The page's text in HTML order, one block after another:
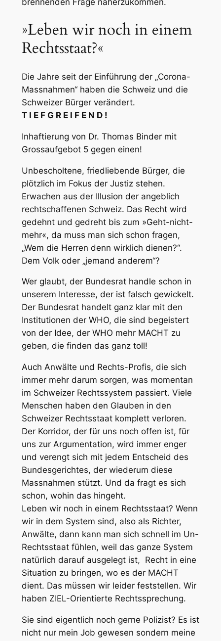
»Leben wir noch in einem
Rechtsstaat?«
Die Jahre seit der Einführung der „Corona-
Massnahmen“ haben die Schweiz und die
Schweizer Bürger verändert.
T I E F G R E I F E N D !
Inhaftierung von Dr. Thomas Binder mit
Grossaufgebot 5 gegen einen!
Unbescholtene, friedliebende Bürger, die
plötzlich im Fokus der Justiz stehen.
Erwachen aus der Illusion der angeblich
rechtschaffenen Schweiz. Das Recht wird
gedehnt und gedreht bis zum »Geht-nicht-
mehr«, da muss man sich schon fragen,
„Wem die Herren denn wirklich dienen?“.
Dem Volk oder „jemand anderem“?
Wer glaubt, der Bundesrat handle schon in
unserem Interesse, der ist falsch gewickelt.
Der Bundesrat handelt ganz klar mit den
Institutionen der WHO, die sind begeistert
von der Idee, der WHO mehr MACHT zu
geben, die finden das ganz toll!
Auch Anwälte und Rechts-Profis, die sich
immer mehr darum sorgen, was momentan
im Schweizer Rechtssystem passiert. Viele
Menschen haben den Glauben in den
Schweizer Rechtsstaat komplett verloren.
Der Korridor, der für uns noch offen ist, für
uns zur Argumentation, wird immer enger
und verengt sich mit jedem Entscheid des
Bundesgerichtes, der wiederum diese
Massnahmen stützt. Und da fragt es sich
schon, wohin das hingeht.
Leben wir noch in einem Rechtsstaat? Wenn
wir in dem System sind, also als Richter,
Anwälte, dann kann man sich schnell im Un-
Rechtsstaat fühlen, weil das ganze System
natürlich darauf ausgelegt ist, Recht in eine
Situation zu bringen, wo es der MACHT
dient. Das müssen wir leider feststellen. Wir
haben ZIEL-Orientierte Rechtssprechung.
Sie sind eigentlich noch gerne Polizist? Es ist
nicht nur mein Job gewesen sondern meine